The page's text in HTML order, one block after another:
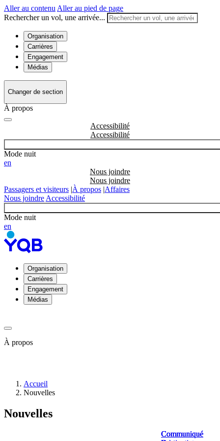
Aller au contenu Aller au pied de page
Rechercher un vol, une arrivée...
Organisation
Carrières
Engagement
Médias
Changer de section
À propos
Accessibilité
Mode nuit
en
Nous joindre
Passagers et visiteurs |À propos |Affaires
Nous joindre Accessibilité
Mode nuit
en
Organisation
Carrières
Engagement
Médias
À propos
propos
de
Direction
et
Accueil
Nouvelles
Nouvelles
Communiqué
Communiqué
Communiqué
Communiqué